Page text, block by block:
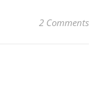
2 Comments